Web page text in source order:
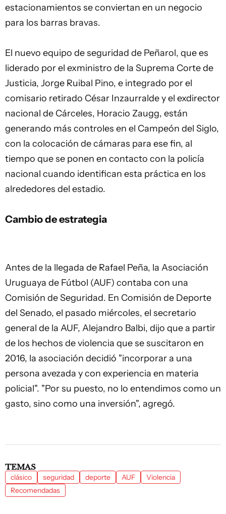
estacionamientos se conviertan en un negocio
para los barras bravas.
El nuevo equipo de seguridad de Peñarol, que es
liderado por el exministro de la Suprema Corte de
Justicia, Jorge Ruibal Pino, e integrado por el
comisario retirado César Inzaurralde y el exdirector
nacional de Cárceles, Horacio Zaugg, están
generando más controles en el Campeón del Siglo,
con la colocación de cámaras para ese fin, al
tiempo que se ponen en contacto con la policía
nacional cuando identifican esta práctica en los
alrededores del estadio.
Cambio de estrategia
Antes de la llegada de Rafael Peña, la Asociación
Uruguaya de Fútbol (AUF) contaba con una
Comisión de Seguridad. En Comisión de Deporte
del Senado, el pasado miércoles, el secretario
general de la AUF, Alejandro Balbi, dijo que a partir
de los hechos de violencia que se suscitaron en
2016, la asociación decidió "incorporar a una
persona avezada y con experiencia en materia
policial". "Por su puesto, no lo entendimos como un
gasto, sino como una inversión", agregó.
TEMAS
clásico seguridad deporte AUF
Violencia
Recomendadas